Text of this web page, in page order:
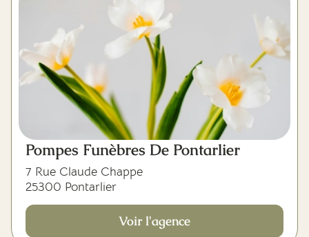
Pompes Funèbres De Pontarlier
7 Rue Claude Chappe
25300 Pontarlier
Voir l'agence